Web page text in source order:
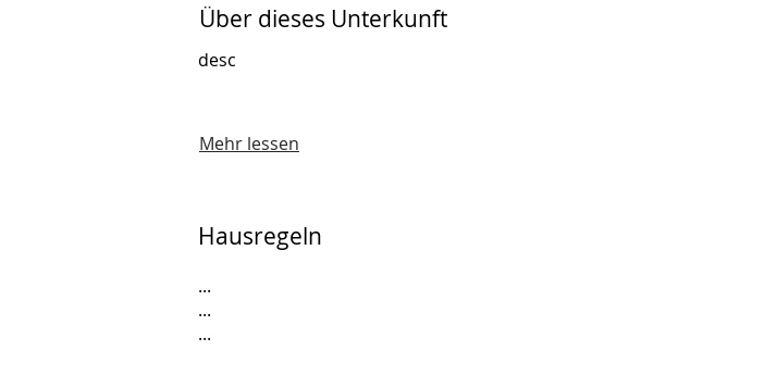
Über dieses Unterkunft
desc
Mehr lessen
Hausregeln
...
...
...